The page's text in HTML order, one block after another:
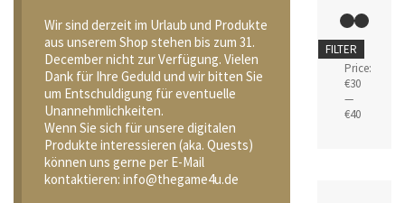
Wir sind derzeit im Urlaub und Produkte
aus unserem Shop stehen bis zum 31.
December nicht zur Verfügung. Vielen
Dank für Ihre Geduld und wir bitten Sie
um Entschuldigung für eventuelle
Unannehmlichkeiten.
Wenn Sie sich für unsere digitalen
Produkte interessieren (aka. Quests)
können uns gerne per E-Mail
kontaktieren: info@thegame4u.de
Min
price
Max
price
FILTER
Price:
€30
—
€40